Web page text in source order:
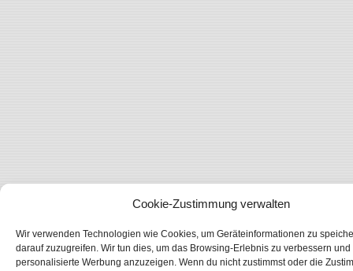
Cookie-Zustimmung verwalten
Wir verwenden Technologien wie Cookies, um Geräteinformationen zu
darauf zuzugreifen. Wir tun dies, um das Browsing-Erlebnis zu verbessern und
personalisierte Werbung anzuzeigen. Wenn du nicht zustimmst oder die